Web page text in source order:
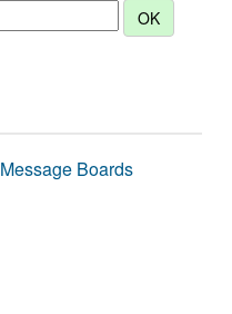
Message Boards